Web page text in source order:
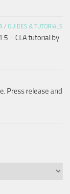
/ GUIDES & TUTORIALS
– CLA tutorial by
Press release and